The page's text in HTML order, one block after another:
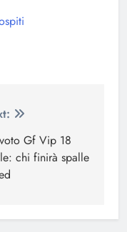
Gf Vip 18
chi finirà spalle